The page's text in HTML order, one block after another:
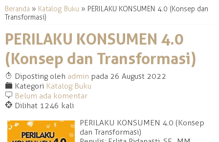
Beranda » Katalog Buku » PERILAKU KONSUMEN 4.0 (Konsep dan
Transformasi)
PERILAKU KONSUMEN 4.0
(Konsep dan Transformasi)
T Diposting oleh admin pada 26 August 2022
F Kategori Katalog Buku
b Belum ada komentar
@ Dilihat 1246 kali
PERILAKU KONSUMEN 4.0 (Konsep
dan Transformasi)